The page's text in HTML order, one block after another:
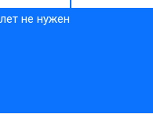
не нужен